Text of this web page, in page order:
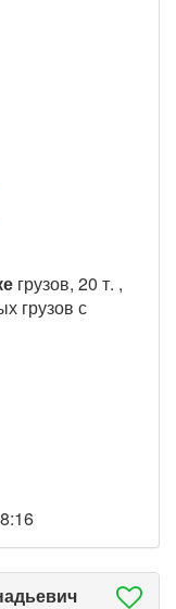
грузов, 20 т. ,
грузов с